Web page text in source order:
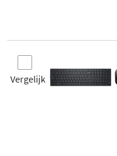
Vergelijk